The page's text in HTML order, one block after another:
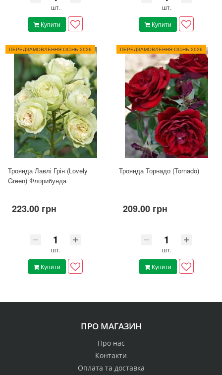
шт.
Купити
шт.
Купити
ПЕРЕДЗАМОВЛЕННЯ ОСіНЬ 2026
Троянда Лавлі Грін (Lovely
Green) Флорибунда
223.00 грн
шт.
Купити
ПЕРЕДЗАМОВЛЕННЯ ОСіНЬ 2026
Троянда Торнадо (Tornado)
209.00 грн
шт.
Купити
ПРО МАГАЗИН
Про нас
Контакти
Оплата та доставка